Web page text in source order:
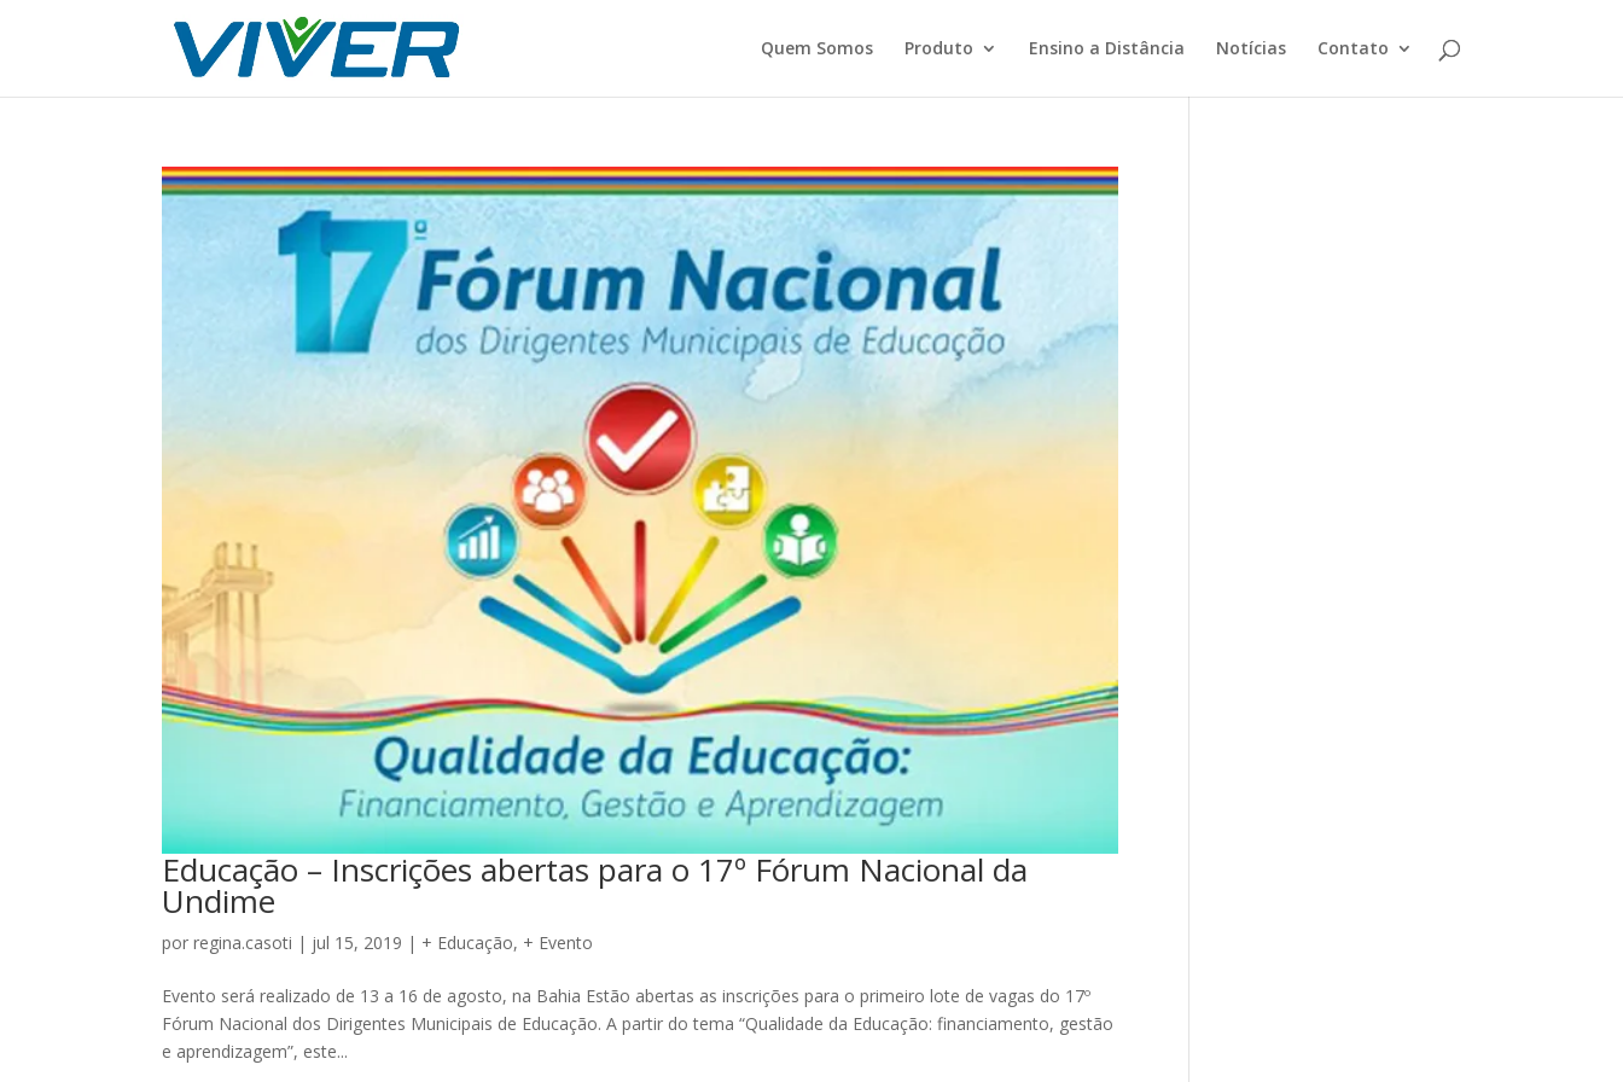
Quem Somos Produto Ensino a Distância Notícias Contato
Educação – Inscrições abertas para o 17º Fórum Nacional da
Undime
porregina.casoti | jul 15, 2019 | + Educação, + Evento
Evento será realizado de 13 a 16 de agosto, na Bahia Estão abertas as inscrições para o primeiro lote de vagas do 17º
Fórum Nacional dos Dirigentes Municipais de Educação. A partir do tema “Qualidade da Educação: financiamento, gestão
e aprendizagem”, este...